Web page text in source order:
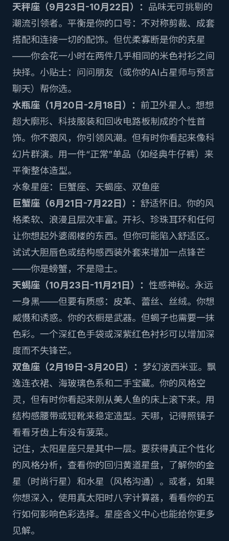
天秤座（9月23日-10月22日）： 品味无可挑剔的
潮流引领者。平衡是你的口号：不对称剪裁、成套
搭配和连接一切的配饰。但优柔寡断是你的克星
——你会花一小时在两件几乎相同的米色衬衫之间
抉择。小贴士：问问朋友（或你的AI占星师与预言
聊天）帮你选。
水瓶座（1月20日-2月18日）： 前卫外星人。想想
超大廓形、科技服装和回收电路板制成的个性首
饰。你不跟风，你引领风潮。但有时你看起来像科
幻片群演。用一件“正常”单品（如经典牛仔裤）来
平衡整体造型。
水象星座：巨蟹座、天蝎座、双鱼座
巨蟹座（6月21日-7月22日）： 舒适怀旧。你的风
格柔软、浪漫且层次丰富。开衫、珍珠耳环和任何
让你想起外婆阁楼的东西。但你可能陷入舒适区。
试试大胆唇色或结构感西装外套来增加一点锋芒
——你是螃蟹，不是隐士。
天蝎座（10月23日-11月21日）： 性感神秘。永远
一身黑——但要有质感：皮革、蕾丝、丝绒。你想
威慑和诱惑。你的衣橱是武器。但蝎子也需要一抹
色彩。一个深红色手袋或深紫红色衬衫可以增加深
度而不失锋芒。
双鱼座（2月19日-3月20日）： 梦幻波西米亚。飘
逸连衣裙、海玻璃色系和二手宝藏。你的风格空
灵，但有时你看起来刚从美人鱼的床上滚下来。用
结构感腰带或短靴来稳定造型。天哪，记得照镜子
看看牙齿上有没有菠菜。
记住，太阳星座只是其中一层。要获得真正个性化
的风格分析，查看你的回归黄道星盘，了解你的金
星（时尚行星）和水星（风格沟通）。或者，如果
你想深入，使用真太阳时八字计算器，看看你的五
行如何影响色彩选择。 星座含义中心也能给你更多
见解。